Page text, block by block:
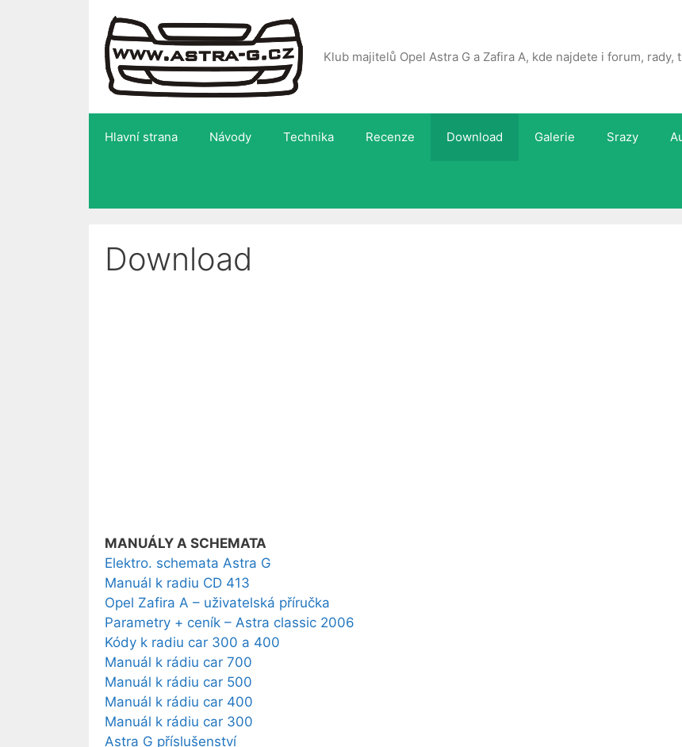
Klub majitelů Opel Astra G a Zafira A, kde najdete i forum,
Hlavní strana Návody Technika Recenze Download Galerie Srazy
Download
MANUÁLY A SCHEMATA
Elektro. schemata Astra G
Manuál k radiu CD 413
Opel Zafira A – uživatelská příručka
Parametry + ceník – Astra classic 2006
Kódy k radiu car 300 a 400
Manuál k rádiu car 700
Manuál k rádiu car 500
Manuál k rádiu car 400
Manuál k rádiu car 300
Astra G příslušenství